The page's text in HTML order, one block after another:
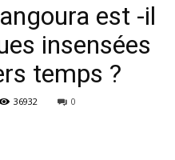
est -il
insensées
temps ?
36932 0